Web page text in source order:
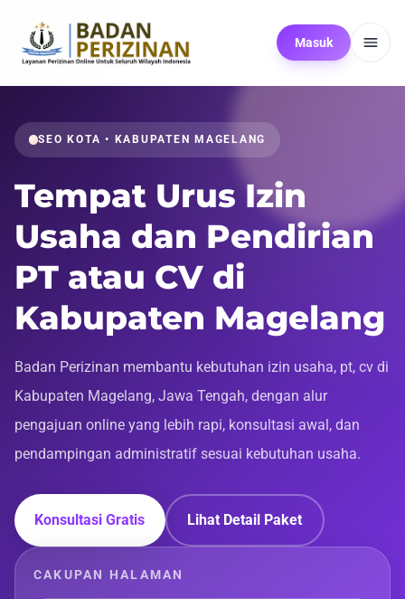
Masuk
SEO KOTA • KABUPATEN MAGELANG
Tempat Urus Izin
Usaha dan Pendirian
PT atau CV di
Kabupaten Magelang
Badan Perizinan membantu kebutuhan izin usaha, pt, cv di
Kabupaten Magelang, Jawa Tengah, dengan alur
pengajuan online yang lebih rapi, konsultasi awal, dan
pendampingan administratif sesuai kebutuhan usaha.
Konsultasi Gratis Lihat Detail Paket
CAKUPAN HALAMAN